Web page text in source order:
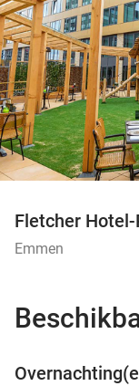
Fletcher
Emmen